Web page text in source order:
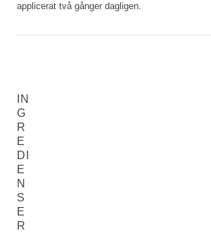
applicerat två gånger dagligen.
IN
G
R
E
DI
E
N
S
E
R